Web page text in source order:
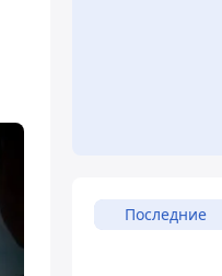
Последние